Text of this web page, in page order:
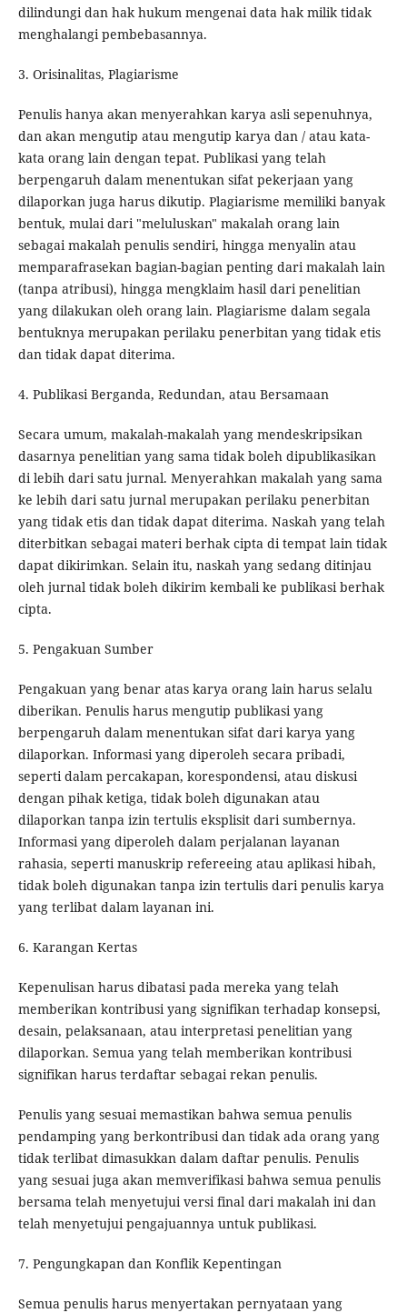
dilindungi dan hak hukum mengenai data hak milik tidak
menghalangi pembebasannya.
3. Orisinalitas, Plagiarisme
Penulis hanya akan menyerahkan karya asli sepenuhnya,
dan akan mengutip atau mengutip karya dan / atau kata-
kata orang lain dengan tepat. Publikasi yang telah
berpengaruh dalam menentukan sifat pekerjaan yang
dilaporkan juga harus dikutip. Plagiarisme memiliki banyak
bentuk, mulai dari "meluluskan" makalah orang lain
sebagai makalah penulis sendiri, hingga menyalin atau
memparafrasekan bagian-bagian penting dari makalah lain
(tanpa atribusi), hingga mengklaim hasil dari penelitian
yang dilakukan oleh orang lain. Plagiarisme dalam segala
bentuknya merupakan perilaku penerbitan yang tidak etis
dan tidak dapat diterima.
4. Publikasi Berganda, Redundan, atau Bersamaan
Secara umum, makalah-makalah yang mendeskripsikan
dasarnya penelitian yang sama tidak boleh dipublikasikan
di lebih dari satu jurnal. Menyerahkan makalah yang sama
ke lebih dari satu jurnal merupakan perilaku penerbitan
yang tidak etis dan tidak dapat diterima. Naskah yang telah
diterbitkan sebagai materi berhak cipta di tempat lain tidak
dapat dikirimkan. Selain itu, naskah yang sedang ditinjau
oleh jurnal tidak boleh dikirim kembali ke publikasi berhak
cipta.
5. Pengakuan Sumber
Pengakuan yang benar atas karya orang lain harus selalu
diberikan. Penulis harus mengutip publikasi yang
berpengaruh dalam menentukan sifat dari karya yang
dilaporkan. Informasi yang diperoleh secara pribadi,
seperti dalam percakapan, korespondensi, atau diskusi
dengan pihak ketiga, tidak boleh digunakan atau
dilaporkan tanpa izin tertulis eksplisit dari sumbernya.
Informasi yang diperoleh dalam perjalanan layanan
rahasia, seperti manuskrip refereeing atau aplikasi hibah,
tidak boleh digunakan tanpa izin tertulis dari penulis karya
yang terlibat dalam layanan ini.
6. Karangan Kertas
Kepenulisan harus dibatasi pada mereka yang telah
memberikan kontribusi yang signifikan terhadap konsepsi,
desain, pelaksanaan, atau interpretasi penelitian yang
dilaporkan. Semua yang telah memberikan kontribusi
signifikan harus terdaftar sebagai rekan penulis.
Penulis yang sesuai memastikan bahwa semua penulis
pendamping yang berkontribusi dan tidak ada orang yang
tidak terlibat dimasukkan dalam daftar penulis. Penulis
yang sesuai juga akan memverifikasi bahwa semua penulis
bersama telah menyetujui versi final dari makalah ini dan
telah menyetujui pengajuannya untuk publikasi.
7. Pengungkapan dan Konflik Kepentingan
Semua penulis harus menyertakan pernyataan yang